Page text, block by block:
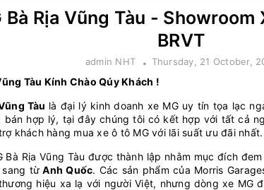
Rịa Vũng Tàu - Showroom
BRVT
admin NHT Thursday, 21 October,
Tàu Kính Chào Qúy Khách !
Tàu là đại lý kinh doanh xe MG uy tín tọa lạc
bán hợp lý, tại đây chúng tôi có kết hợp với tất cả
khách hàng mua xe ô tô MG với lãi suất ưu đãi nhất.
Bà Rịa Vũng Tàu được thành lập nhằm mục đích
sang từ Anh Quốc. Các sản phẩm của Morris
hiệu xa lạ với người Việt, nhưng dòng xe MG